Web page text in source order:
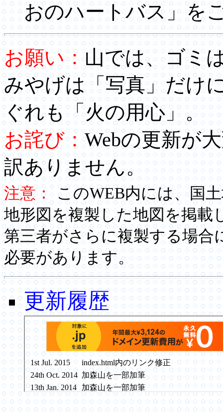
おのハートバス」を
お願い：山では、ゴミ
みやげは「写真」だけ
ぐれも「火の用心」。
お詫び：Webの更新が
訳ありません。
注意： このWEB内には、国
地形図を複製した地図を掲載
第三者がさらに複製する場合
必要があります。
更新履歴